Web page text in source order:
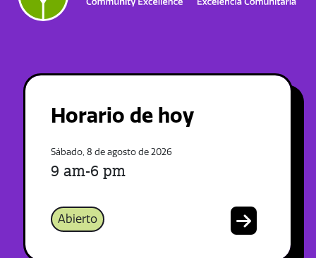
Horario de hoy
Sábado, 8 de agosto de 2026
9 am-6 pm
Abierto